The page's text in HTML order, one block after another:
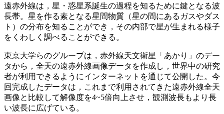
遠赤外線は，星・惑星系誕生の過程を知るために鍵となる波
長帯。星を作る素となる星間物質（星の間にあるガスやダス
ト）の分布を知ることができ，その内部で星が生まれる様子
をくわしく調べることができる。
東京大学らのグループは，赤外線天文衛星「あかり」のデー
タから，全天の遠赤外線画像データを作成し，世界中の研究
者が利用できるようにインターネットを通じて公開した。今
回完成したデータは，これまで利用されてきた遠赤外線全天
画像と比較して解像度を4~5倍向上させ，観測波長もより長
い波長に広げている。